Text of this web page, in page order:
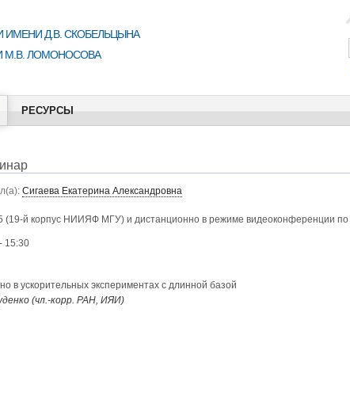
ИМЕНИ Д.В. СКОБЕЛЬЦЫНА
М.В. ЛОМОНОСОВА
РЕСУРСЫ
Сигаева Екатерина Александровна
(19-й корпус НИИЯФ МГУ) и дистанционно в режиме видеоконференции по
15:30
в ускорительных экспериментах с длинной базой
(чл.-корр. РАН, ИЯИ)